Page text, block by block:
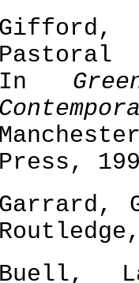
Gifford,
In
Press,
Garrard,
Buell,